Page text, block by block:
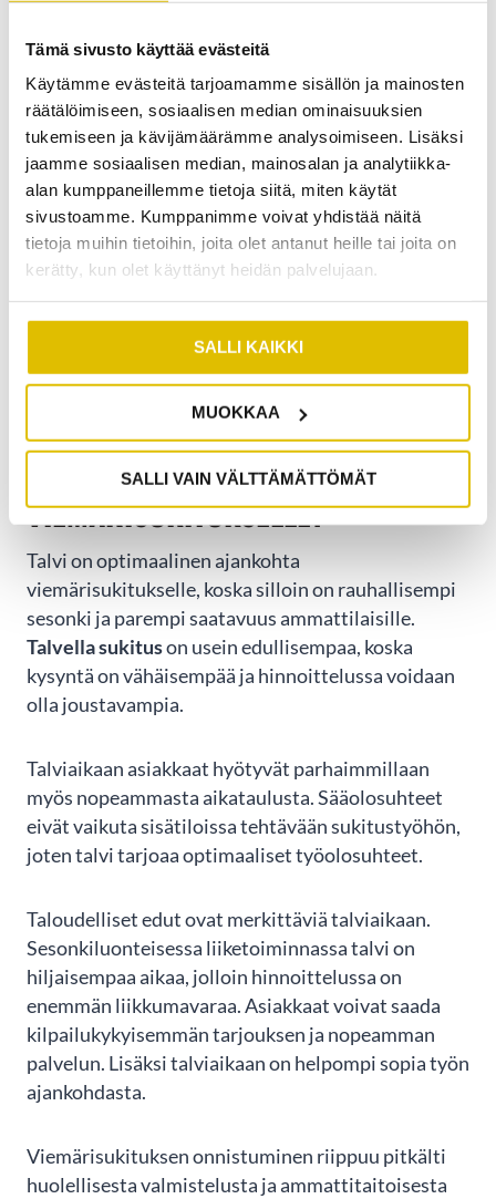
Tämä sivusto käyttää evästeitä
Käytämme evästeitä tarjoamamme sisällön ja mainosten
räätälöimiseen, sosiaalisen median ominaisuuksien
tukemiseen ja kävijämäärämme analysoimiseen. Lisäksi
jaamme sosiaalisen median, mainosalan ja analytiikka-
alan kumppaneillemme tietoja siitä, miten käytät
sivustoamme. Kumppanimme voivat yhdistää näitä
tietoja muihin tietoihin, joita olet antanut heille tai joita on
kerätty, kun olet käyttänyt heidän palvelujaan.
SALLI KAIKKI
MUOKKAA
SALLI VAIN VÄLTTÄMÄTTÖMÄT
virtausesteet. Putken muoto ja kallistukset
mitataan tarkasti, koska ne vaikuttavat sukituksen
tekniseen toteutukseen. Erityistä huomiota
kiinnitetään kohtiin, joissa putki on painunut tai
muuttanut muotoaan.
Nämä havainnot vaikuttavat suoraan sukituksen
suunnitteluun. Esimerkiksi syvät halkeamat voivat
vaatia esikorjauksia ennen epoksilla kyllästetyn
käytettävän sukan koon. Omakotitalon
viemärisukitussuunnitellaan aina
MIKSI TALVI ON PARAS AIKA
VIEMÄRISUKITUKSELLE?
Talvi on optimaalinen ajankohta
viemärisukitukselle, koska silloin on rauhallisempi
sesonki ja parempi saatavuus ammattilaisille.
Talvella sukituson usein edullisempaa, koska
kysyntä on vähäisempää ja hinnoittelussa voidaan
olla joustavampia.
Talviaikaan asiakkaat hyötyvät parhaimmillaan
myös nopeammasta aikataulusta. Sääolosuhteet
eivät vaikuta sisätiloissa tehtävään sukitustyöhön,
joten talvi tarjoaa optimaaliset työolosuhteet.
Taloudelliset edut ovat merkittäviä talviaikaan.
Sesonkiluonteisessa liiketoiminnassa talvi on
hiljaisempaa aikaa, jolloin hinnoittelussa on
enemmän liikkumavaraa. Asiakkaat voivat saada
kilpailukykyisemmän tarjouksen ja nopeamman
palvelun. Lisäksi talviaikaan on helpompi sopia työn
ajankohdasta.
Viemärisukituksen onnistuminen riippuu pitkälti
huolellisesta valmistelusta ja ammattitaitoisesta